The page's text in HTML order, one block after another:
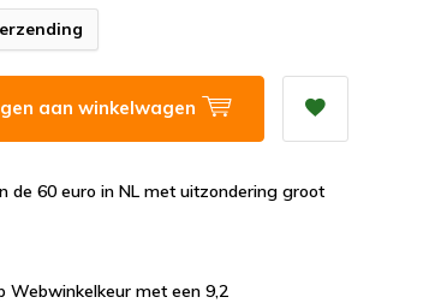
aan winkelwagen
de 60 euro in NL met uitzondering groot
Webwinkelkeur met een 9,2